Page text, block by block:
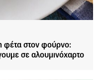
φέτα στον φούρνο:
σε αλουμινόχαρτο